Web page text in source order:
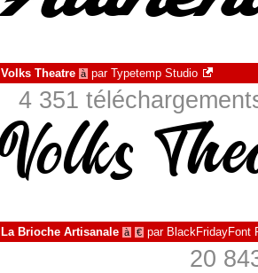
Volks Theatre à par Typetemp Studio
4 351
La Brioche Artisanale à € par BlackFridayFont
20